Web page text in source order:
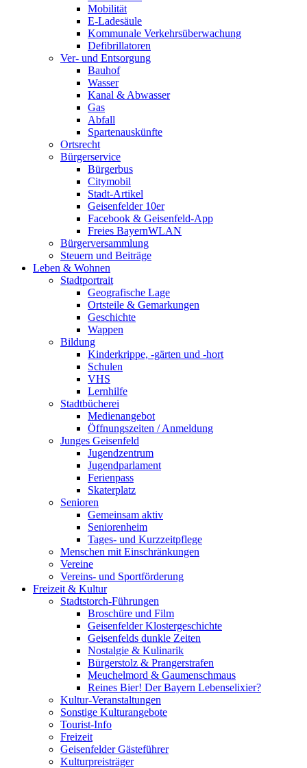
Mobilität
E-Ladesäule
Kommunale Verkehrsüberwachung
Defibrillatoren
Ver- und Entsorgung
Bauhof
Wasser
Kanal & Abwasser
Gas
Abfall
Spartenauskünfte
Ortsrecht
Bürgerservice
Bürgerbus
Citymobil
Stadt-Artikel
Geisenfelder 10er
Facebook & Geisenfeld-App
Freies BayernWLAN
Bürgerversammlung
Steuern und Beiträge
Leben & Wohnen
Stadtportrait
Geografische Lage
Ortsteile & Gemarkungen
Geschichte
Wappen
Bildung
Kinderkrippe, -gärten und -hort
Schulen
VHS
Lernhilfe
Stadtbücherei
Medienangebot
Öffnungszeiten / Anmeldung
Junges Geisenfeld
Jugendzentrum
Jugendparlament
Ferienpass
Skaterplatz
Senioren
Gemeinsam aktiv
Seniorenheim
Tages- und Kurzzeitpflege
Menschen mit Einschränkungen
Vereine
Vereins- und Sportförderung
Freizeit & Kultur
Stadtstorch-Führungen
Broschüre und Film
Geisenfelder Klostergeschichte
Geisenfelds dunkle Zeiten
Nostalgie & Kulinarik
Bürgerstolz & Prangerstrafen
Meuchelmord & Gaumenschmaus
Reines Bier! Der Bayern Lebenselixier?
Kultur-Veranstaltungen
Sonstige Kulturangebote
Tourist-Info
Freizeit
Geisenfelder Gästeführer
Kulturpreisträger